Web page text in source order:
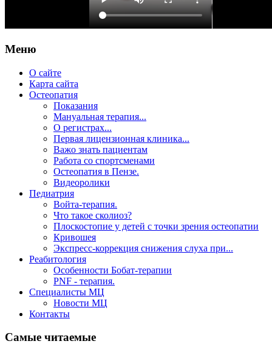
Меню
О сайте
Карта сайта
Остеопатия
Показания
Мануальная терапия...
О регистрах...
Первая лицензионная клиника...
Важо знать пациентам
Работа со спортсменами
Остеопатия в Пензе.
Видеоролики
Педиатрия
Войта-терапия.
Что такое сколиоз?
Плоскостопие у детей с точки зрения остеопатии
Кривошея
Экспресс-коррекция снижения слуха при...
Реабитология
Особенности Бобат-терапии
PNF - терапия.
Специалисты МЦ
Новости МЦ
Контакты
Самые читаемые